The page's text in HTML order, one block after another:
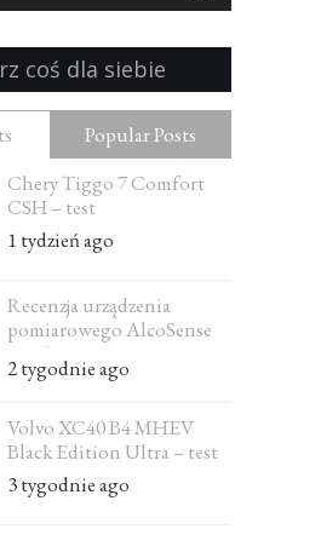
coś dla siebie
Popular Posts
Chery Tiggo 7 Comfort
CSH – test
1 tydzień ago
Recenzja urządzenia
pomiarowego AlcoSense
Excel
2 tygodnie ago
Volvo XC40 B4 MHEV
Black Edition Ultra – test
3 tygodnie ago